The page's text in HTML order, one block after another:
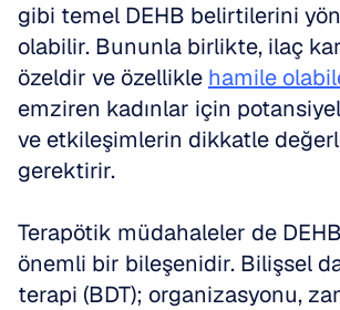
gibi temel DEHB belirtilerini
olabilir. Bununla birlikte, ilaç
özeldir ve özellikle hamile
emziren kadınlar için
ve etkileşimlerin dikkatle
gerektirir.
Terapötik müdahaleler de
önemli bir bileşenidir. Bilişsel
terapi (BDT); organizasyonu,